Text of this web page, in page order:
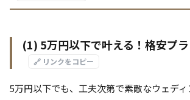
(1) 5万円以下で叶える！格安プ
🔗 リンクをコピー
5万円以下でも、工夫次第で素敵なウェデ